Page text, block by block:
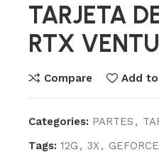
TARJETA
RTX
Compare Add
Categories: PARTES ,
Tags: 12G , 3X, GEFORCE